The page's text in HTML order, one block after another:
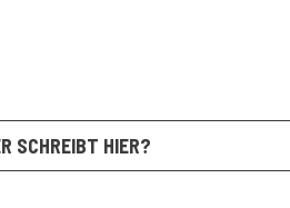
SCHREIBT HIER?